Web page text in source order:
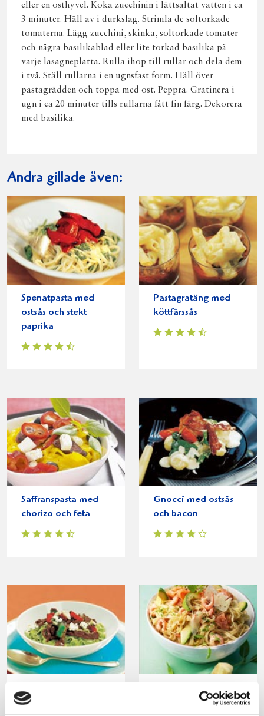
eller en osthyvel. Koka zucchinin i lättsaltat vatten i ca
3 minuter. Häll av i durkslag. Strimla de soltorkade
tomaterna. Lägg zucchini, skinka, soltorkade tomater
och några basilikablad eller lite torkad basilika på
varje lasagneplatta. Rulla ihop till rullar och dela dem
i två. Ställ rullarna i en ugnsfast form. Häll över
pastagrädden och toppa med ost. Peppra. Gratinera i
ugn i ca 20 minuter tills rullarna fått fin färg. Dekorera
med basilika.
Andra gillade även:
Spenatpasta med
ostsås och stekt
paprika
Pastagratäng med
köttfärssås
Saffranspasta med
chorizo och feta
Gnocci med ostsås
och bacon
och ädelost
avokado,rökt lax